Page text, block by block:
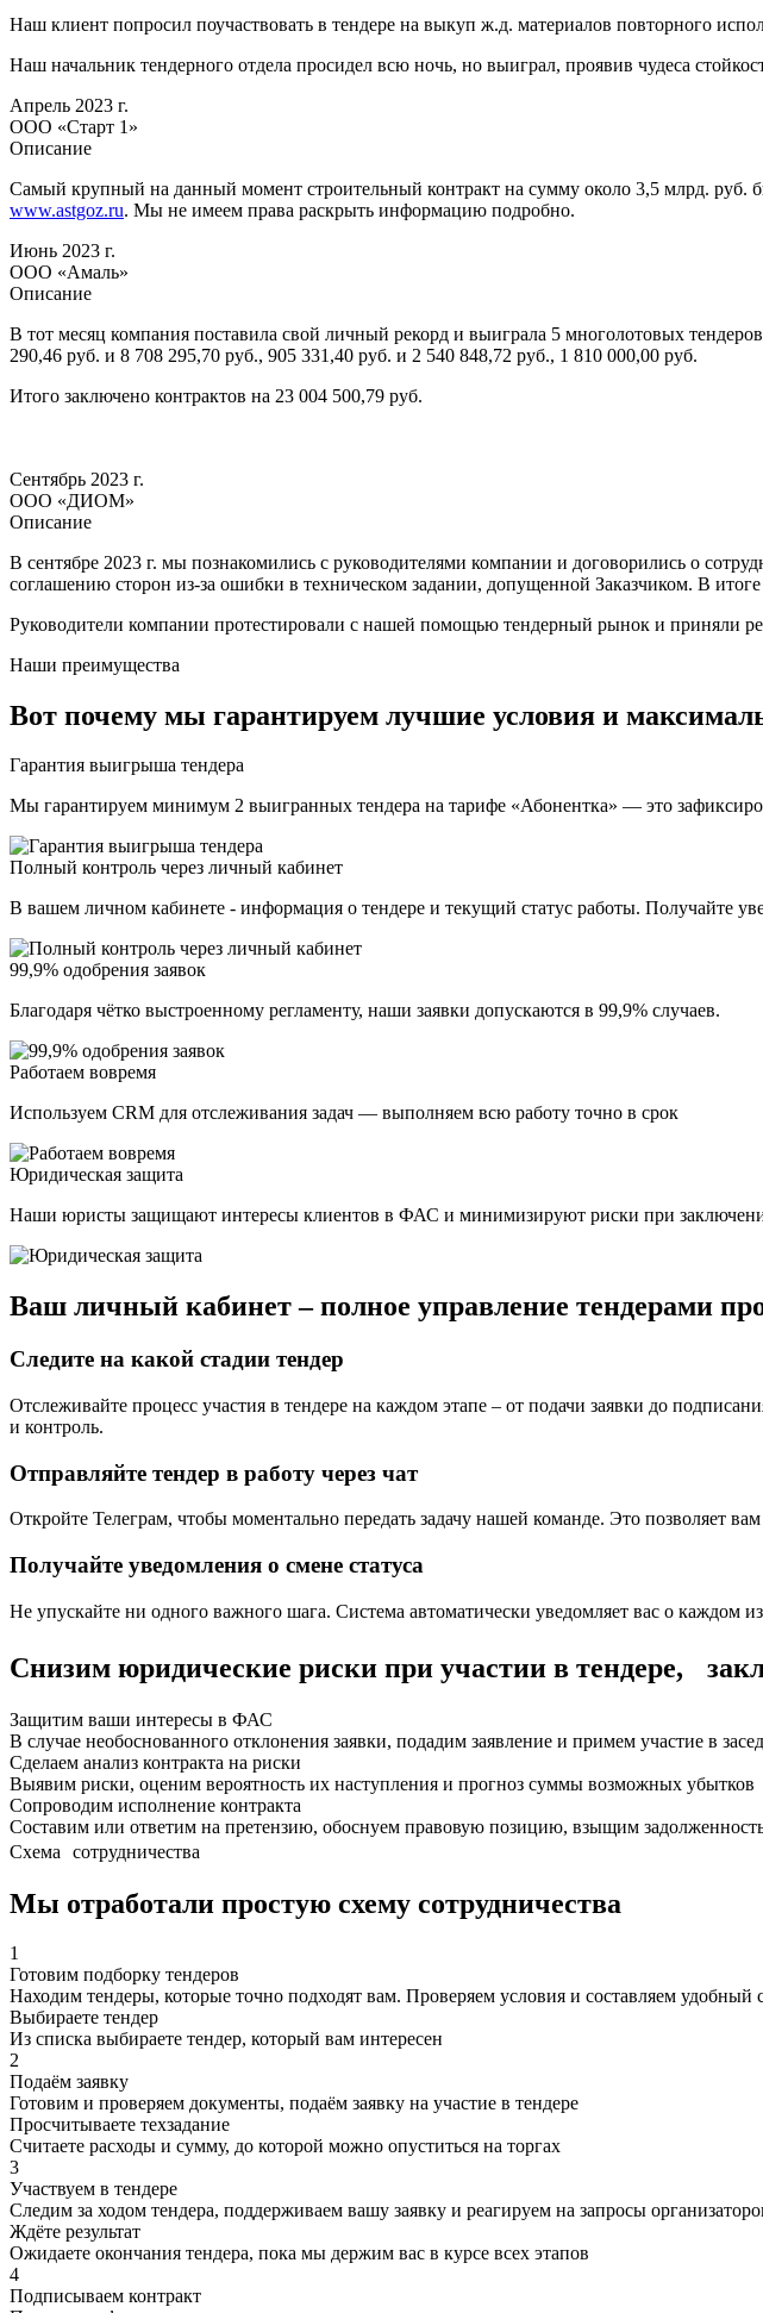
Наш клиент попросил поучаствовать в тендере на выкуп ж.д. материалов повторного
Наш начальник тендерного отдела просидел всю ночь, но выиграл, проявив чудеса
Апрель 2023 г.
ООО «Старт 1»
Описание
Самый крупный на данный момент строительный контракт на сумму около 3,5 млрд. руб.
www.astgoz.ru. Мы не имеем права раскрыть информацию подробно.
Июнь 2023 г.
ООО «Амаль»
Описание
В тот месяц компания поставила свой личный рекорд и выиграла 5 многолотовых
290,46 руб. и 8 708 295,70 руб., 905 331,40 руб. и 2 540 848,72 руб., 1 810 000,00 руб.
Итого заключено контрактов на 23 004 500,79 руб.
Сентябрь 2023 г.
ООО «ДИОМ»
Описание
В сентябре 2023 г. мы познакомились с руководителями компании и договорились о
соглашению сторон из-за ошибки в техническом задании, допущенной Заказчиком. В
Руководители компании протестировали с нашей помощью тендерный рынок и приняли
Наши преимущества
Вот почему мы гарантируем лучшие условия и
Гарантия выигрыша тендера
Мы гарантируем минимум 2 выигранных тендера на тарифе «Абонентка» — это
Полный контроль через личный кабинет
В вашем личном кабинете - информация о тендере и текущий статус работы. Получайте
99,9% одобрения заявок
Благодаря чётко выстроенному регламенту, наши заявки допускаются в 99,9% случаев.
Работаем вовремя
Используем CRM для отслеживания задач — выполняем всю работу точно в срок
Юридическая защита
Наши юристы защищают интересы клиентов в ФАС и минимизируют риски при
Ваш личный кабинет – полное управление тендерами
Следите на какой стадии тендер
Отслеживайте процесс участия в тендере на каждом этапе – от подачи заявки до
и контроль.
Отправляйте тендер в работу через чат
Откройте Телеграм, чтобы моментально передать задачу нашей команде. Это позволяет
Получайте уведомления о смене статуса
Не упускайте ни одного важного шага. Система автоматически уведомляет вас о каждом
Снизим юридические риски при участии в тендере,
Защитим ваши интересы в ФАС
В случае необоснованного отклонения заявки, подадим заявление и примем участие в
Сделаем анализ контракта на риски
Выявим риски, оценим вероятность их наступления и прогноз суммы возможных убытков
Сопроводим исполнение контракта
Составим или ответим на претензию, обоснуем правовую позицию, взыщим задолженность
Схема сотрудничества
Мы отработали простую схему сотрудничества
1
Готовим подборку тендеров
Находим тендеры, которые точно подходят вам. Проверяем условия и составляем удобный
Выбираете тендер
Из списка выбираете тендер, который вам интересен
2
Подаём заявку
Готовим и проверяем документы, подаём заявку на участие в тендере
Просчитываете техзадание
Считаете расходы и сумму, до которой можно опуститься на торгах
3
Участвуем в тендере
Следим за ходом тендера, поддерживаем вашу заявку и реагируем на запросы
Ждёте результат
Ожидаете окончания тендера, пока мы держим вас в курсе всех этапов
4
Подписываем контракт